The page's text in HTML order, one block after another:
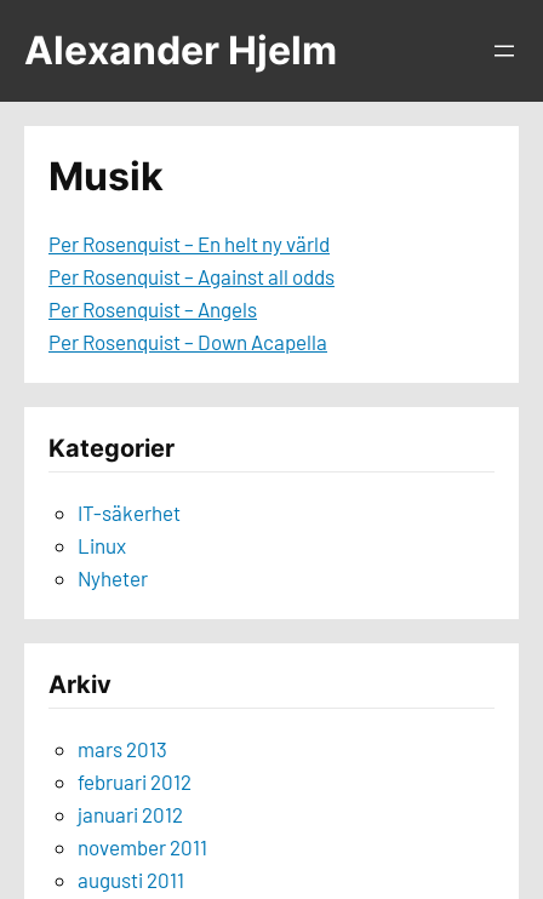
Alexander Hjelm
Musik
Per Rosenquist – En helt ny värld
Per Rosenquist – Against all odds
Per Rosenquist – Angels
Per Rosenquist – Down Acapella
Kategorier
IT-säkerhet
Linux
Nyheter
Arkiv
mars 2013
februari 2012
januari 2012
november 2011
augusti 2011